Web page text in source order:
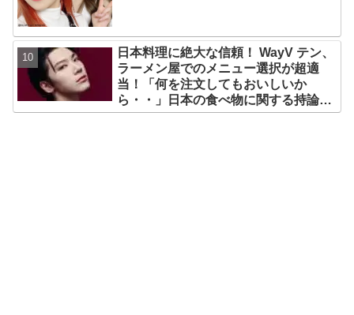
日本料理に絶大な信頼！ WayV テン、
ラーメン屋でのメニュー選択が超適
当！「何を注文してもおいしいか
ら・・」日本の食べ物に関する持論を
明かす